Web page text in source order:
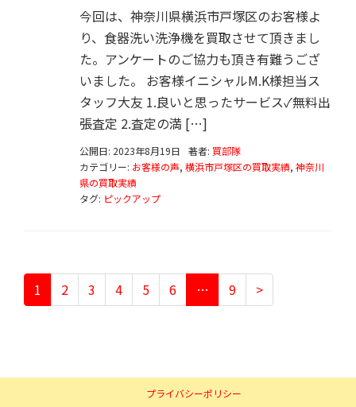
今回は、神奈川県横浜市戸塚区のお客様よ
り、食器洗い洗浄機を買取させて頂きまし
た。アンケートのご協力も頂き有難うござ
いました。 お客様イニシャルM.K様担当ス
タッフ大友 1.良いと思ったサービス✓無料出
張査定 2.査定の満 […]
公開日: 2023年8月19日 著者: 買部隊
カテゴリー: お客様の声, 横浜市戸塚区の買取実績, 神奈川
県の買取実績
タグ: ピックアップ
1 2 3 4 5 6 … 9 >
プライバシーポリシー